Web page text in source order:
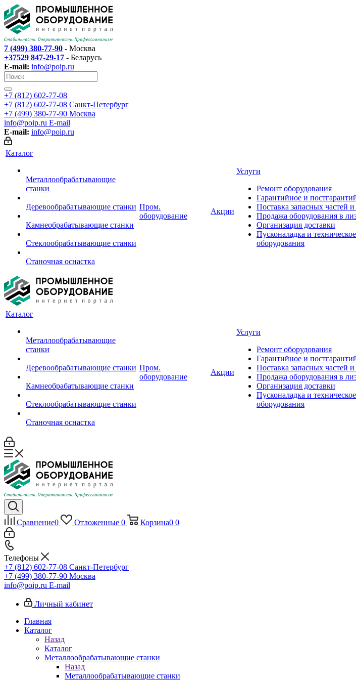
7 (499) 380-77-90 - Москва
+37529 847-29-17 - Беларусь
E-mail: info@poip.ru
+7 (812) 602-77-08
+7 (812) 602-77-08 Санкт-Петербург
+7 (499) 380-77-90 Москва
info@poip.ru E-mail
E-mail: info@poip.ru
Каталог
Металлообрабатывающие
станки
Деревообрабатывающие станки
Камнеобрабатывающие станки
Стеклообрабатывающие станки
Станочная оснастка
Пром.
оборудование
Акции
Услуги
Ремонт оборудования
Гарантийное и
Поставка запасных частей
Продажа оборудования в
Организация доставки
Пусконаладка и
оборудования
Каталог
Металлообрабатывающие
станки
Деревообрабатывающие станки
Камнеобрабатывающие станки
Стеклообрабатывающие станки
Станочная оснастка
Пром.
оборудование
Акции
Услуги
Ремонт оборудования
Гарантийное и
Поставка запасных частей
Продажа оборудования в
Организация доставки
Пусконаладка и
оборудования
Сравнение0 Отложенные 0 Корзина0 0
Телефоны
+7 (812) 602-77-08 Санкт-Петербург
+7 (499) 380-77-90 Москва
info@poip.ru E-mail
Личный кабинет
Главная
Каталог
Назад
Каталог
Металлообрабатывающие станки
Назад
Металлообрабатывающие станки